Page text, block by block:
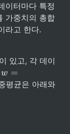
이터마다 특정
가중치의 총합
라고 한다.
이 있고, 각 데이
w
=
[w
w =
평균은 아래와
=